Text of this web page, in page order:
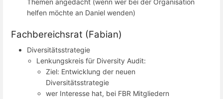
Themen angedacht (wenn wer bei der Organisation
helfen möchte an Daniel wenden)
Fachbereichsrat (Fabian)
Diversitätsstrategie
Lenkungskreis für Diversity Audit:
Ziel: Entwicklung der neuen
Diversitätsstrategie
wer Interesse hat, bei FBR Mitgliedern